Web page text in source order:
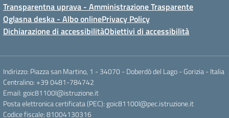
Transparentna uprava - Amministrazione Trasparente
Oglasna deska - Albo onlinePrivacy Policy
Dichiarazione di accessibilitàObiettivi di accessibilità
Indirizzo: Piazza san Martino, 1 - 34070 - Doberdò del Lago - Gorizia - Italia
Centralino: +39 0481-784742
Email: goic81100l@istruzione.it
Posta elettronica certificata (PEC): goic81100l@pec.istruzione.it
Codice fiscale: 81004130316